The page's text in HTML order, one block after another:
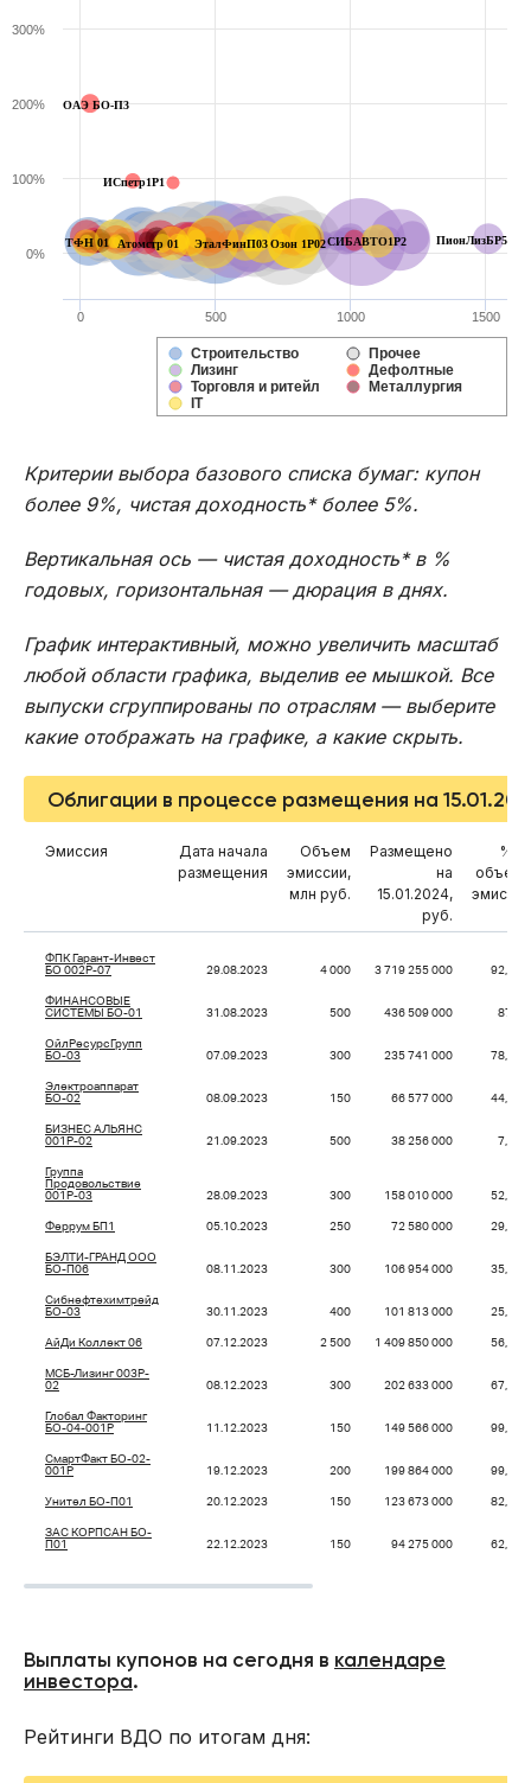
Атомстр 01 ЭталФинП03 СИБАВТО1Р2
Озон 1Р02 ПионЛизБР5
ИСпетр1P1
ОАЭ БО-П3
ТФН 01
Строительство
Прочее
Лизинг
Дефолтные
Торговля и ритейл
Металлургия
IT
0 500 1000 1500
0%
100%
200%
300%
Критерии выбора базового списка бумаг: купон
более 9%, чистая доходность* более 5%.
Вертикальная ось — чистая доходность* в %
годовых, горизонтальная — дюрация в днях.
График интерактивный, можно увеличить масштаб
любой области графика, выделив ее мышкой. Все
выпуски сгруппированы по отраслям — выберите
какие отображать на графике, а какие скрыть.
Облигации в процессе размещения на
Эмиссия
Дата начала
размещения
Объем
эмиссии,
млн руб.
Размещено
на
15.01.2024,
руб.
% от
объема
эмиссии
ФПК Гарант-Инвест
БО 002Р-07
29.08.2023 4 000 3 719 255 000 92,98%
ФИНАНСОВЫЕ
СИСТЕМЫ БО-01
31.08.2023 500 436 509 000 87,3%
ОйлРесурсГрупп
БО-03
07.09.2023 300 235 741 000 78,58%
Электроаппарат
БО-02
08.09.2023 150 66 577 000 44,38%
БИЗНЕС АЛЬЯНС
001P-02
21.09.2023 500 38 256 000 7,65%
Группа
Продовольствие
001P-03
28.09.2023 300 158 010 000 52,67%
Феррум БП1 05.10.2023 250 72 580 000 29,03%
БЭЛТИ-ГРАНД ООО
БО-П06
08.11.2023 300 106 954 000 35,65%
Сибнефтехимтрейд
БО-03
30.11.2023 400 101 813 000 25,45%
АйДи Коллект 06 07.12.2023 2 500 1 409 850 000 56,39%
МСБ-Лизинг 003P-
02
08.12.2023 300 202 633 000 67,54%
Глобал Факторинг
БО-04-001P
11.12.2023 150 149 566 000 99,71%
СмартФакт БО-02-
001P
19.12.2023 200 199 864 000 99,93%
Унител БО-П01 20.12.2023 150 123 673 000 82,45%
ЗАС КОРПСАН БО-
П01
22.12.2023 150 94 275 000 62,85%
Выплаты купонов на сегодня в календаре
инвестора.
Рейтинги ВДО по итогам дня: